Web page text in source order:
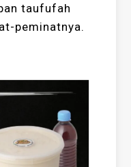
taufufah
peminatnya.